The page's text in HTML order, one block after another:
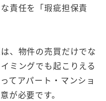
責任を「瑕疵担保責
、物件の売買だけでな
ミングでも起こりえる
てアパート・マンショ
が必要です。